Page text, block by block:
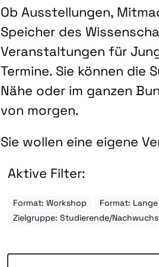
Ob Ausstellungen,
Speicher des
Veranstaltungen für
Termine. Sie können die
Nähe oder im ganzen
von morgen.
Sie wollen eine eigene
Aktive Filter:
Format: Workshop Format:
Zielgruppe: Studierende/